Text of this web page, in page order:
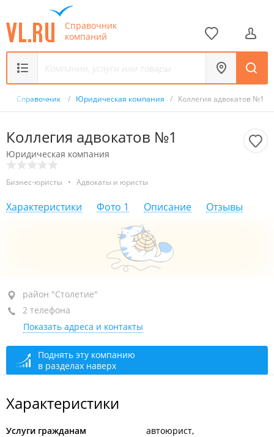
Справочник
компаний
Справочник / Юридическая компания / Коллегия адвокатов №1
Коллегия адвокатов №1
Юридическая компания
Бизнес-юристы • Адвокаты и юристы
Характеристики Фото 1 Описание Отзывы
район "Столетие", ул. Карбышева, 4
2-й этаж, оф. 233
+7 914 707-39-37
+7 (423) 277-39-37
сегодня закрыто
район "Столетие"
2 телефона
Показать адреса и контакты
Поднять эту компанию
в разделах наверх
Характеристики
Услуги гражданам
автоюрист